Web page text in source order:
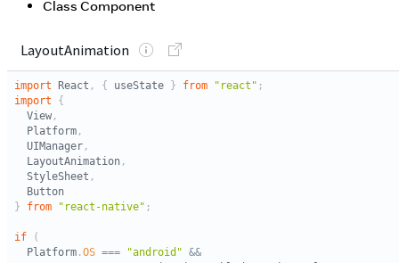
Class Component